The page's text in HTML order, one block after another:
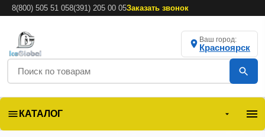
8(800) 505 51 058(391) 205 00 05Заказать звонок
Ваш город:
Красноярск
КАТАЛОГ